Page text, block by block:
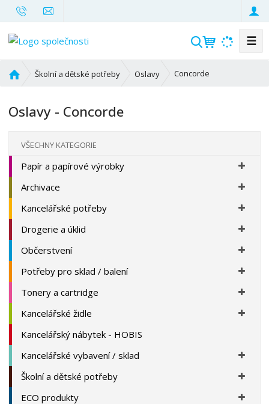
V
h
☰
v
d
t
a
n
Školní a dětské potřeby Oslavy Concorde
Oslavy - Concorde
VŠECHNY KATEGORIE
Papír a papírové výrobky
Archivace
Kancelářské potřeby
Drogerie a úklid
Občerstvení
Potřeby pro sklad / balení
Tonery a cartridge
Kancelářské židle
Kancelářský nábytek - HOBIS
Kancelářské vybavení / sklad
Školní a dětské potřeby
ECO produkty